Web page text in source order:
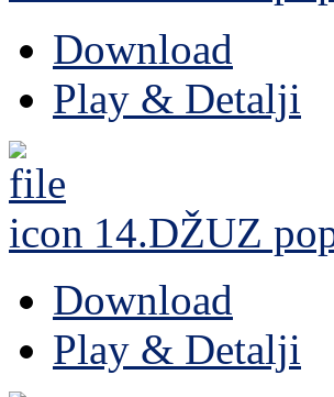
Download
Play & Detalji
14.DŽUZ
Download
Play & Detalji